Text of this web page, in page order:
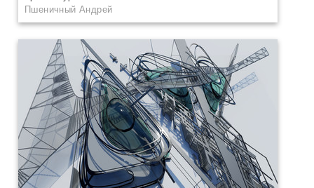
Пшеничный Андрей